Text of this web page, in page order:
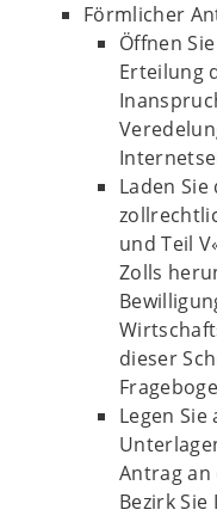
Förmlicher
Öffnen
Erteilung
Laden Sie
und Teil
Zolls
dieser
Legen
Antrag an
Bezirk